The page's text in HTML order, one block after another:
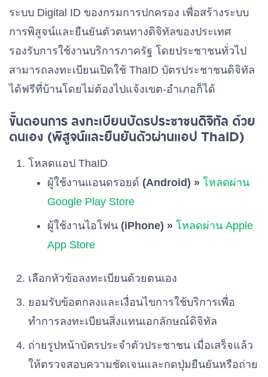
เบอร์ 42 พรรคไทยศรีวิไลย์
เบอร์ 43 พรรคพลังสหกรณ์
เบอร์ 44 พรรคราษฎร์วิถี
เบอร์ 45
เบอร์ 46 พรรคถิ่นกาขาวชาววิไล
เบอร์ 47
เบอร์ 48 พรรคเพื่ออนาคตไทย
เบอร์ 49 พรรครักษ์ผืนป่าประเทศไทย
ระบบ Digital ID ของกรมการปกครอง เพื่อสร้างระบบ
การพิสูจน์และยืนยันตัวตนทางดิจิทัลของประเทศ
รองรับการใช้งานบริการภาครัฐ โดยประชาชนทั่วไป
สามารถลงทะเบียนเปิดใช้ ThaID บัตรประชาชนดิจิทัล
ได้ฟรีที่บ้านโดยไม่ต้องไปแจ้งเขต-อำเภอก็ได้
ขั้นตอนการ ลงทะเบียนบัตรประชาชนดิจิทัล ด้วย
ตนเอง (พิสูจน์และยืนยันตัวผ่านแอป ThaID)
โหลดแอป ThaID
ผู้ใช้งานแอนดรอยด์ (Android) » โหลดผ่าน
Google Play Store
ผู้ใช้งานไอโฟน (iPhone) » โหลดผ่าน Apple
App Store
เลือกหัวข้อลงทะเบียนด้วยตนเอง
ยอมรับข้อตกลงและเงื่อนไขการใช้บริการเพื่อ
ทำการลงทะเบียนสิ่งแทนเอกลักษณ์ดิจิทัล
ถ่ายรูปหน้าบัตรประจำตัวประชาชน เมื่อเสร็จแล้ว
ให้ตรวจสอบความชัดเจนและกดปุ่มยืนยันหรือถ่าย